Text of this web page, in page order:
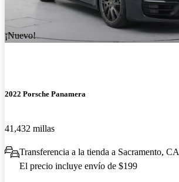
¡Nuevo!
2022 Porsche Panamera
41,432 millas
Transferencia a la tienda a Sacramento, CA
El precio incluye envío de $199